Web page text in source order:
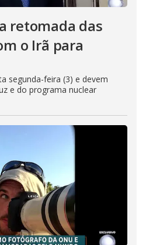
retomada das
o Irã para
segunda-feira (3) e devem
e do programa nuclear